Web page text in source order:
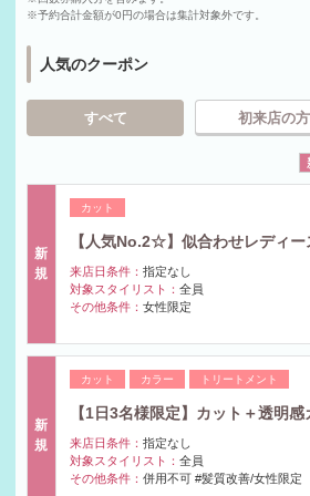
※予約合計金額が0円の場合は集計対象外です。
人気のクーポン
すべて 初来店の方
新
規
カット
【人気No.2☆】似合わせレディ
来店日条件： 指定なし
対象スタイリスト： 全員
その他条件： 女性限定
新
規
カット カラー トリートメント
【1日3名様限定】カット＋透明
来店日条件： 指定なし
対象スタイリスト： 全員
その他条件： 併用不可 #髪質改善/女性限定